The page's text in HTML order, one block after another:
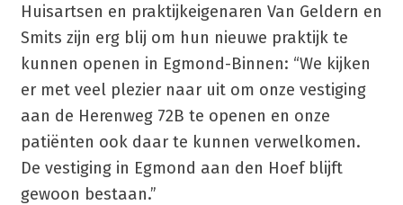
Huisartsen en praktijkeigenaren Van Geldern en
Smits zijn erg blij om hun nieuwe praktijk te
kunnen openen in Egmond-Binnen: “We kijken
er met veel plezier naar uit om onze vestiging
aan de Herenweg 72B te openen en onze
patiënten ook daar te kunnen verwelkomen.
De vestiging in Egmond aan den Hoef blijft
gewoon bestaan.”